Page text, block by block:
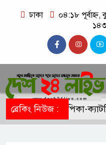
ঢাকা
০৪:১৮ পূর্বাহ্ন,
ব্রেকিং নিউজ :দীপিকা-